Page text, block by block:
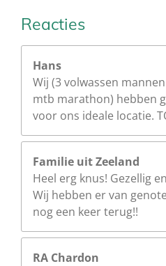
Reacties
Hans
Wij (3 volwassen
mtb marathon) hebben
voor ons ideale locatie.
Familie uit Zeeland
Heel erg knus! Gezellig
Wij hebben er van
nog een keer terug!!
RA Chardon